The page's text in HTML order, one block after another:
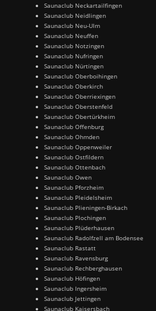
Saunaclub Neckartailfingen
Saunaclub Neidlingen
Saunaclub Neu-Ulm
Saunaclub Neuffen
Saunaclub Notzingen
Saunaclub Nufringen
Saunaclub Nürtingen
Saunaclub Oberboihingen
Saunaclub Oberkirch
Saunaclub Oberriexingen
Saunaclub Oberstenfeld
Saunaclub Obertürkheim
Saunaclub Offenburg
Saunaclub Ohmden
Saunaclub Oppenweiler
Saunaclub Ostfildern
Saunaclub Ottenbach
Saunaclub Owen
Saunaclub Pforzheim
Saunaclub Pleidelsheim
Saunaclub Plieningen-Birkach
Saunaclub Plochingen
Saunaclub Plüderhausen
Saunaclub Radolfzell am Bodensee
Saunaclub Rastatt
Saunaclub Ravensburg
Saunaclub Rechberghausen
Saunaclub Höfingen
Saunaclub Ingersheim
Saunaclub Jettingen
Saunaclub Kaisersbach